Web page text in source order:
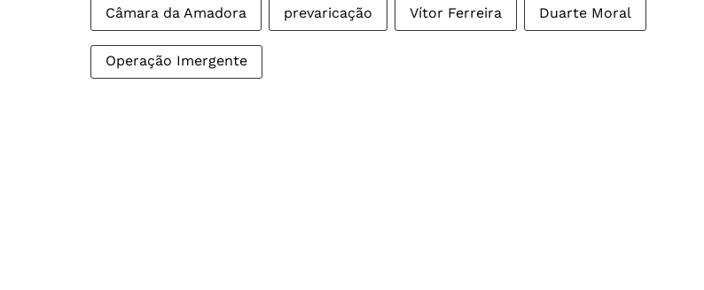
Câmara da Amadora prevaricação Vítor Ferreira Duarte Moral
Operação Imergente